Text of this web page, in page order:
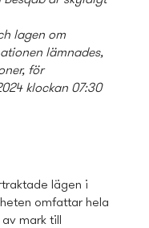
lagen om
lämnades,
för
klockan 07:30
lägen i
omfattar hela
mark till